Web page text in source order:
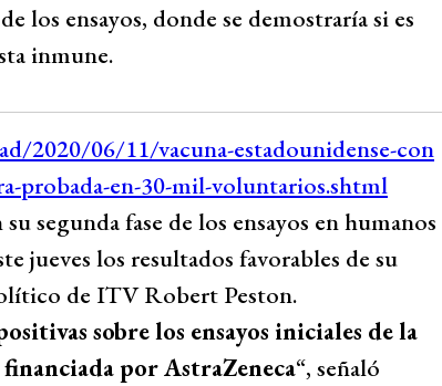
los ensayos, donde se demostraría si es
inmune.
segunda fase de los ensayos en humanos
jueves los resultados favorables de su
de ITV Robert Peston.
sobre los ensayos iniciales de la
por AstraZeneca“, señaló